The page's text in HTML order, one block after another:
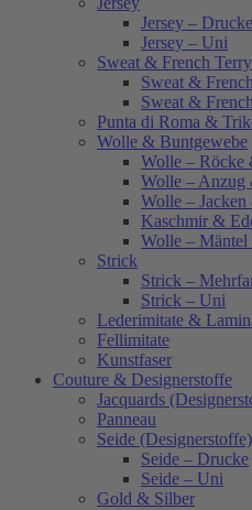
Jersey – Drucke
Jersey – Uni
Sweat & French Terry
Sweat &
Sweat &
Punta di Roma &
Wolle & Buntgewebe
Wolle – Röcke
Wolle – Anzug
Wolle –
Kaschmir &
Wolle –
Strick
Strick –
Strick – Uni
Lederimitate &
Fellimitate
Kunstfaser
Couture & Designerstoffe
Jacquards
Panneau
Seide (Designerstoffe)
Seide – Drucke
Seide – Uni
Gold & Silber